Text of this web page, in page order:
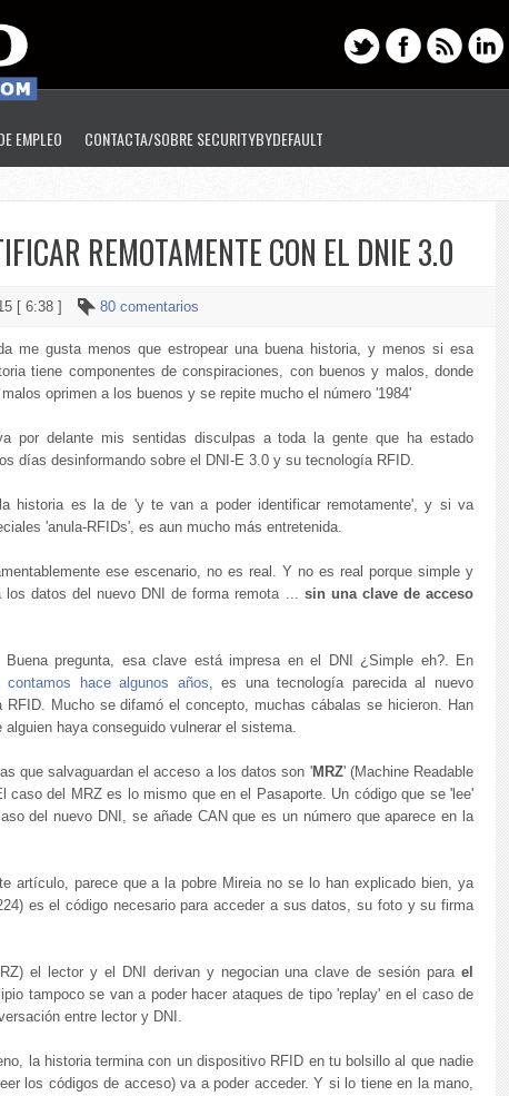
EMPLEO CONTACTA/SOBRE SECURITYBYDEFAULT
REMOTAMENTE CON EL DNIE 3.0
[ 6:38 ] 80 comentarios
me gusta menos que estropear una buena historia, y menos si esa
tiene componentes de conspiraciones, con buenos y malos, donde
malos oprimen a los buenos y se repite mucho el número '1984'
por delante mis sentidas disculpas a toda la gente que ha estado
días desinformando sobre el DNI-E 3.0 y su tecnología RFID.
historia es la de 'y te van a poder identificar remotamente', y si va
'anula-RFIDs', es aun mucho más entretenida.
ese escenario, no es real. Y no es real porque simple y
los datos del nuevo DNI de forma remota ... sin una clave de acceso
pregunta, esa clave está impresa en el DNI ¿Simple eh?. En
hace algunos años, es una tecnología parecida al nuevo
RFID. Mucho se difamó el concepto, muchas cábalas se hicieron. Han
haya conseguido vulnerar el sistema.
que salvaguardan el acceso a los datos son 'MRZ' (Machine Readable
caso del MRZ es lo mismo que en el Pasaporte. Un código que se 'lee'
del nuevo DNI, se añade CAN que es un número que aparece en la
artículo, parece que a la pobre Mireia no se lo han explicado bien, ya
es el código necesario para acceder a sus datos, su foto y su firma
el lector y el DNI derivan y negocian una clave de sesión para el
tampoco se van a poder hacer ataques de tipo 'replay' en el caso de
entre lector y DNI.
la historia termina con un dispositivo RFID en tu bolsillo al que nadie
los códigos de acceso) va a poder acceder. Y si lo tiene en la mano,